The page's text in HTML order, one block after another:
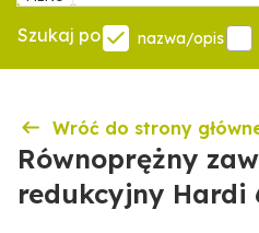
Szukaj po nazwa/opis
Wróć do strony
Równoprężny
redukcyjny Hardi